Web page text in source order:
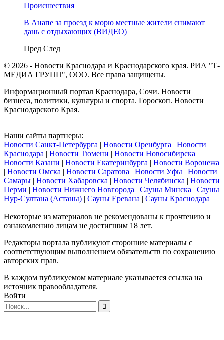
Происшествия
В Анапе за проезд к морю местные жители снимают
дань с отдыхающих (ВИДЕО)
Пред След
© 2026 - Новости Краснодара и Краснодарского края. РИА "Т-
МЕДИА ГРУПП", ООО. Все права защищены.
Информационный портал Краснодара, Сочи. Новости
бизнеса, политики, культуры и спорта. Гороскоп. Новости
Краснодарского Края.
Наши сайты партнеры:
Новости Санкт-Петербурга | Новости Оренбурга | Новости
Краснодара | Новости Тюмени | Новости Новосибирска |
Новости Казани | Новости Екатеринбурга | Новости Воронежа
| Новости Омска | Новости Саратова | Новости Уфы | Новости
Самары | Новости Хабаровска | Новости Челябинска | Новости
Перми | Новости Нижнего Новгорода | Сауны Минска | Сауны
Нур-Султана (Астаны) | Сауны Еревана | Сауны Краснодара
Некоторые из материалов не рекомендованы к прочтению и
ознакомлению лицам не достигшим 18 лет.
Редакторы портала публикуют сторонние материалы с
соответствующим выполнением обязательств по сохранению
авторских прав.
В каждом публикуемом материале указывается ссылка на
источник правообладателя.
Войти